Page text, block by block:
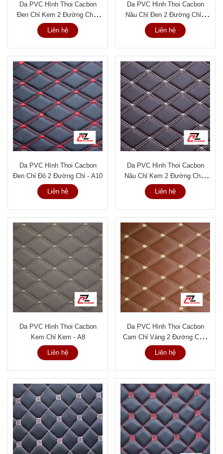
Da PVC Hình Thoi Cacbon
Đen Chỉ Kem 2 Đường Chỉ -
A12
Liên hệ
Da PVC Hình Thoi Cacbon
Nâu Chỉ Đen 2 Đường Chỉ -
A11
Liên hệ
Da PVC Hình Thoi Cacbon
Đen Chỉ Đỏ 2 Đường Chỉ - A10
Liên hệ
Da PVC Hình Thoi Cacbon
Nâu Chỉ Kem 2 Đường Chỉ -
A9
Liên hệ
Da PVC Hình Thoi Cacbon
Kem Chỉ Kem - A8
Liên hệ
Da PVC Hình Thoi Cacbon
Cam Chỉ Vàng 2 Đường Chỉ -
A7
Liên hệ